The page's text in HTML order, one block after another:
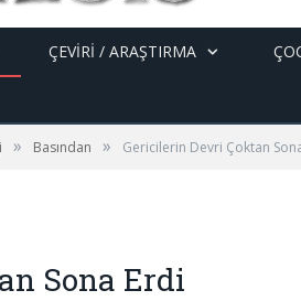
ÇEVİRİ / ARAŞTIRMA
» Basından » Gericilerin Devri Çoktan
Sona Erdi